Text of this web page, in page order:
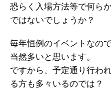
恐らく入場方法等で何ら
ではないでしょうか？
毎年恒例のイベントなの
当然多いと思います。
ですから、予定通り行わ
る方も多々いるのでは？